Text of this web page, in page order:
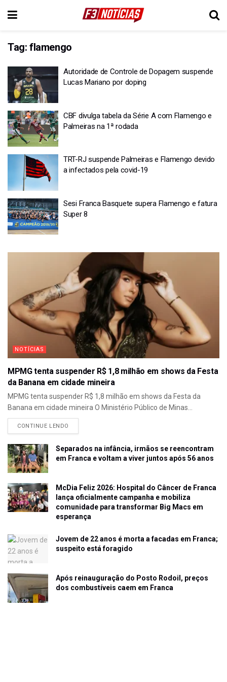
Tag: flamengo
Autoridade de Controle de Dopagem suspende
Lucas Mariano por doping
CBF divulga tabela da Série A com Flamengo e
Palmeiras na 1ª rodada
TRT-RJ suspende Palmeiras e Flamengo devido
a infectados pela covid-19
Sesi Franca Basquete supera Flamengo e fatura
Super 8
NOTÍCIAS
MPMG tenta suspender R$ 1,8 milhão em shows da Festa
da Banana em cidade mineira
MPMG tenta suspender R$ 1,8 milhão em shows da Festa da
Banana em cidade mineira O Ministério Público de Minas...
CONTINUE LENDO
Separados na infância, irmãos se reencontram
em Franca e voltam a viver juntos após 56 anos
McDia Feliz 2026: Hospital do Câncer de Franca
lança oficialmente campanha e mobiliza
comunidade para transformar Big Macs em
esperança
Jovem de 22 anos é morta a facadas em Franca;
suspeito está foragido
Após reinauguração do Posto Rodoil, preços
dos combustíveis caem em Franca